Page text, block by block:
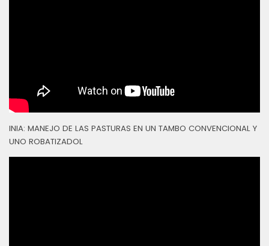
INIA: MANEJO DE LAS PASTURAS EN UN TAMBO CONVENCIONAL Y
UNO ROBATIZADOL